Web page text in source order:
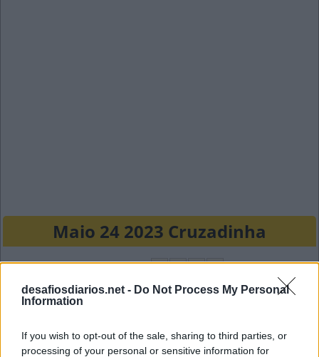
desafiosdiarios.net - Do Not Process My Personal
Information
If you wish to opt-out of the sale, sharing to third parties, or
processing of your personal or sensitive information for
Maio 24 2023 Cruzadinha
J O G
O
A
V A
L
S
U E
Z